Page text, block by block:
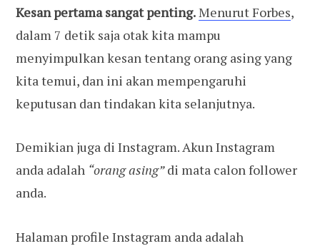
Kesan pertama sangat penting.Menurut Forbes,
dalam 7 detik saja otak kita mampu
menyimpulkan kesan tentang orang asing yang
kita temui, dan ini akan mempengaruhi
keputusan dan tindakan kita selanjutnya.
Demikian juga di Instagram. Akun Instagram
anda adalah “orang asing”di mata calon follower
anda.
Halaman profile Instagram anda adalah